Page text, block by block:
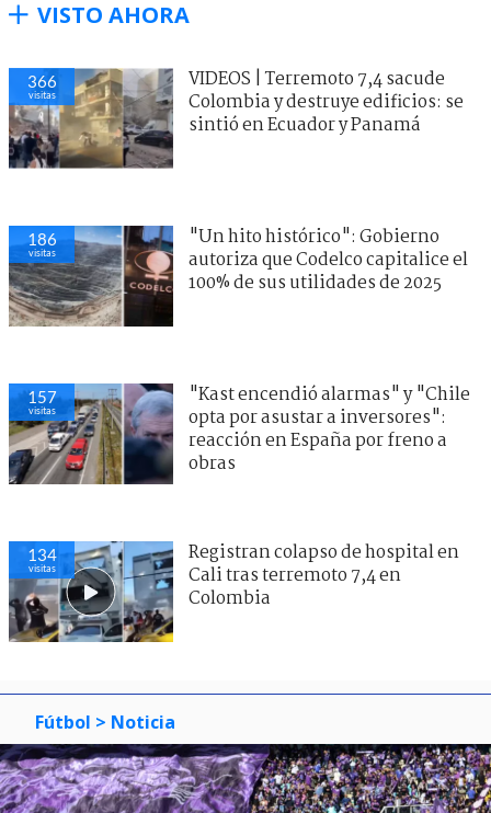
VISTO AHORA
366
visitas
VIDEOS | Terremoto 7,4 sacude
Colombia y destruye edificios: se
sintió en Ecuador y Panamá
186
visitas
"Un hito histórico": Gobierno
autoriza que Codelco capitalice el
100% de sus utilidades de 2025
157
visitas
"Kast encendió alarmas" y "Chile
opta por asustar a inversores":
reacción en España por freno a
obras
134
visitas
Registran colapso de hospital en
Cali tras terremoto 7,4 en
Colombia
Fútbol > Noticia